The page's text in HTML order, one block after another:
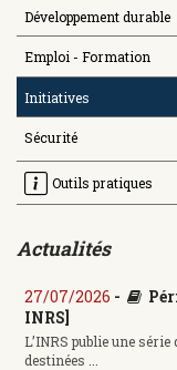
Développement durable
Emploi - Formation
Initiatives
Sécurité
Outils pratiques
Actualités
27/07/2026 -
INRS]
L’INRS publie une
destinées ...